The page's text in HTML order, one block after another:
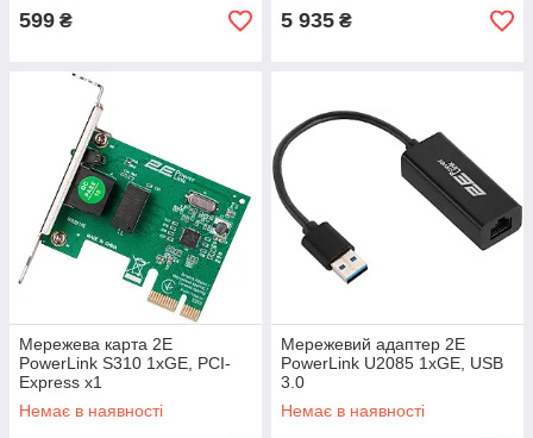
599 ₴ 5 935 ₴
Мережева карта 2E
PowerLink S310 1xGE, PCI-
Express x1
Немає в наявності
Мережевий адаптер 2E
PowerLink U2085 1xGE, USB
3.0
Немає в наявності